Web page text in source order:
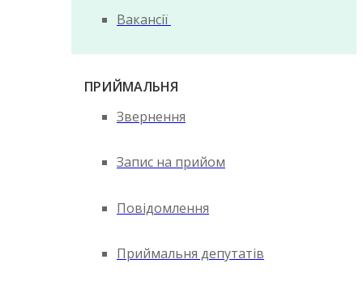
Вакансії
ПРИЙМАЛЬНЯ
Звернення
Запис на прийом
Повідомлення
Приймальня депутатів